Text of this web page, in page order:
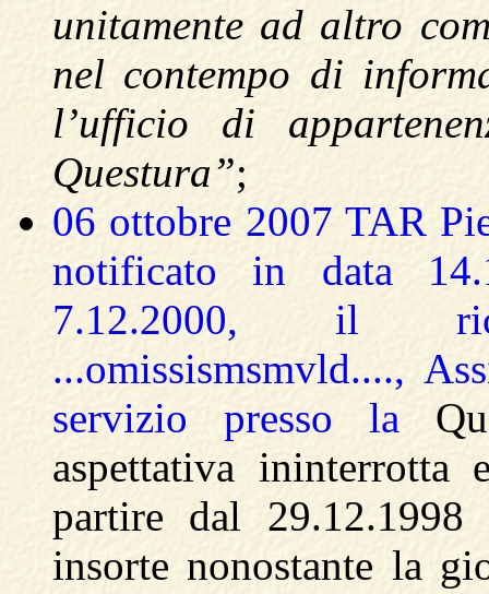
unitamente ad altro
nel contempo di
l’ufficio di
Questura”;
06 ottobre 2007 TAR
notificato in data
7.12.2000, il
...omissismsmvld....,
servizio presso la
aspettativa
partire dal
insorte nonostante la